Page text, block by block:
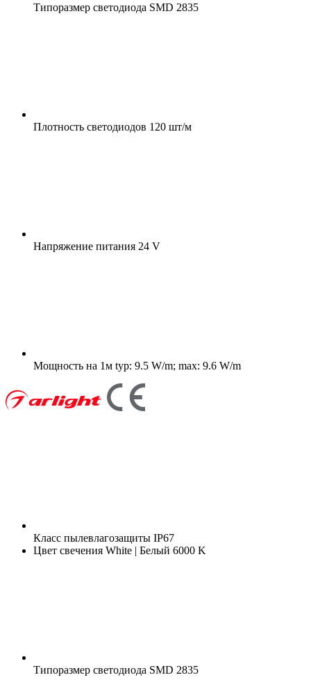
Типоразмер светодиода SMD 2835
Плотность светодиодов 120 шт/м
Напряжение питания 24 V
Мощность на 1м typ: 9.5 W/m; max: 9.6 W/m
Класс пылевлагозащиты IP67
Цвет свечения White | Белый 6000 K
Типоразмер светодиода SMD 2835